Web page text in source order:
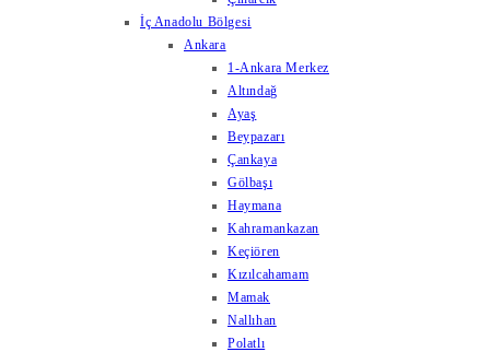
İç Anadolu Bölgesi
Ankara
1-Ankara Merkez
Altındağ
Ayaş
Beypazarı
Çankaya
Gölbaşı
Haymana
Kahramankazan
Keçiören
Kızılcahamam
Mamak
Nallıhan
Polatlı